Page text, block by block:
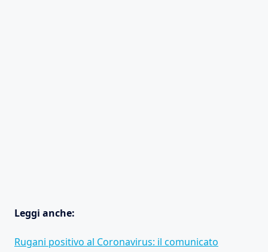
Leggi anche:
Rugani positivo al Coronavirus: il comunicato